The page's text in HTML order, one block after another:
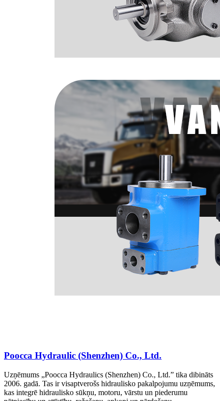
Poocca Hydraulic (Shenzhen) Co., Ltd.
Uzņēmums „Poocca Hydraulics (Shenzhen) Co., Ltd.” tika dibināts
2006. gadā. Tas ir visaptverošs hidraulisko pakalpojumu uzņēmums,
kas integrē hidraulisko sūkņu, motoru, vārstu un piederumu